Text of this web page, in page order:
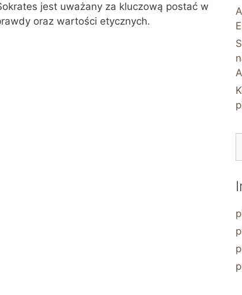
jest uważany za kluczową postać w
oraz wartości etycznych.